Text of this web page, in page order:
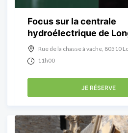
Focus sur la centrale
hydroélectrique de
Rue de la chasse à vache, 80510
11h00
JE RÉSERVE